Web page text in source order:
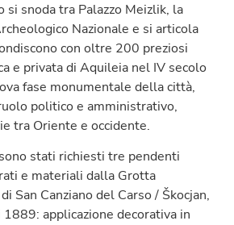
si snoda tra Palazzo Meizlik, la
Nazionale e si articola
con oltre 200 preziosi
e privata di Aquileia nel IV secolo
fase monumentale della città,
politico e amministrativo,
tra Oriente e occidente.
stati richiesti tre pendenti
e materiali dalla Grotta
San Canziano del Carso / Škocjan,
applicazione decorativa in